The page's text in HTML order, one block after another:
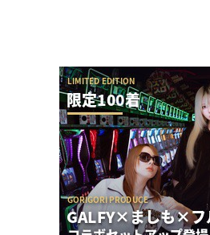
ネイルが特徴的な女性演
仕方ない、スロには不向
て...